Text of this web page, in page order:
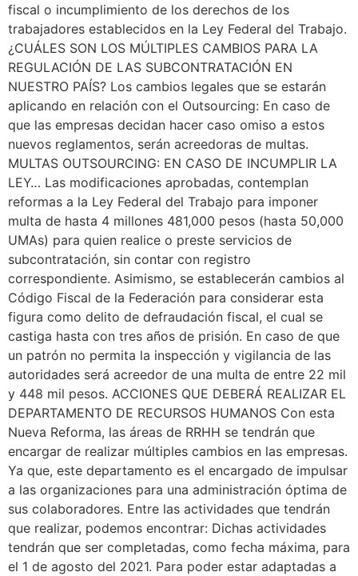
fiscal o incumplimiento de los derechos de los
trabajadores establecidos en la Ley Federal del Trabajo.
¿CUÁLES SON LOS MÚLTIPLES CAMBIOS PARA LA
REGULACIÓN DE LAS SUBCONTRATACIÓN EN
NUESTRO PAÍS? Los cambios legales que se estarán
aplicando en relación con el Outsourcing: En caso de
que las empresas decidan hacer caso omiso a estos
nuevos reglamentos, serán acreedoras de multas.
MULTAS OUTSOURCING: EN CASO DE INCUMPLIR LA
LEY… Las modificaciones aprobadas, contemplan
reformas a la Ley Federal del Trabajo para imponer
multa de hasta 4 millones 481,000 pesos (hasta 50,000
UMAs) para quien realice o preste servicios de
subcontratación, sin contar con registro
correspondiente. Asimismo, se establecerán cambios al
Código Fiscal de la Federación para considerar esta
figura como delito de defraudación fiscal, el cual se
castiga hasta con tres años de prisión. En caso de que
un patrón no permita la inspección y vigilancia de las
autoridades será acreedor de una multa de entre 22 mil
y 448 mil pesos. ACCIONES QUE DEBERÁ REALIZAR EL
DEPARTAMENTO DE RECURSOS HUMANOS Con esta
Nueva Reforma, las áreas de RRHH se tendrán que
encargar de realizar múltiples cambios en las empresas.
Ya que, este departamento es el encargado de impulsar
a las organizaciones para una administración óptima de
sus colaboradores. Entre las actividades que tendrán
que realizar, podemos encontrar: Dichas actividades
tendrán que ser completadas, como fecha máxima, para
el 1 de agosto del 2021. Para poder estar adaptadas a